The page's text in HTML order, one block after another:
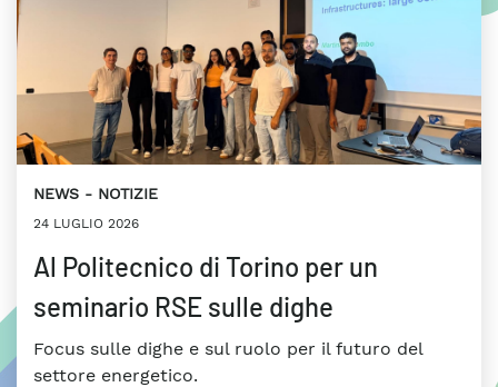
NEWS NOTIZIE
24 LUGLIO 2026
Al Politecnico di Torino per un
seminario RSE sulle dighe
Focus sulle dighe e sul ruolo per il futuro del
settore energetico.